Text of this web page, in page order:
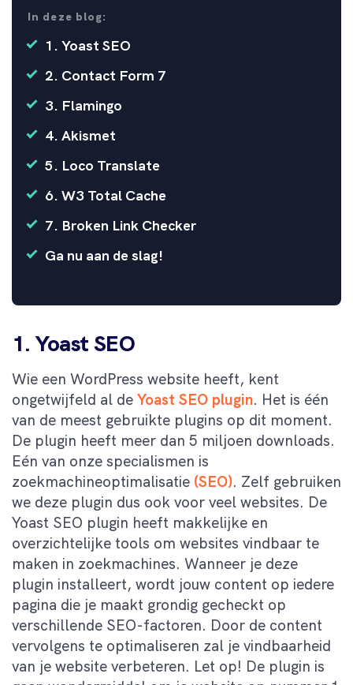
In deze blog:
1. Yoast SEO
2. Contact Form 7
3. Flamingo
4. Akismet
5. Loco Translate
6. W3 Total Cache
7. Broken Link Checker
Ga nu aan de slag!
1. Yoast SEO
Wie een WordPress website heeft, kent
ongetwijfeld al de Yoast SEO plugin. Het is één
van de meest gebruikte plugins op dit moment.
De plugin heeft meer dan 5 miljoen downloads.
Eén van onze specialismen is
zoekmachineoptimalisatie (SEO). Zelf gebruiken
we deze plugin dus ook voor veel websites. De
Yoast SEO plugin heeft makkelijke en
overzichtelijke tools om websites vindbaar te
maken in zoekmachines. Wanneer je deze
plugin installeert, wordt jouw content op iedere
pagina die je maakt grondig gecheckt op
verschillende SEO-factoren. Door de content
vervolgens te optimaliseren zal je vindbaarheid
van je website verbeteren. Let op! De plugin is